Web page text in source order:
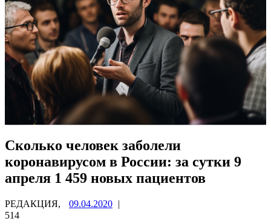
Сколько человек заболели
коронавирусом в России: за сутки 9
апреля 1 459 новых пациентов
РЕДАКЦИЯ, 09.04.2020 |
514